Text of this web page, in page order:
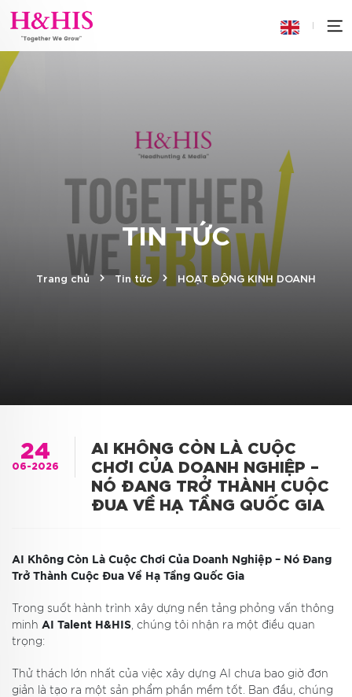
TIN TỨC
Trang chủ Tin tức HOẠT ĐỘNG KINH DOANH
24
06-2026
AI KHÔNG CÒN LÀ CUỘC
CHƠI CỦA DOANH NGHIỆP –
NÓ ĐANG TRỞ THÀNH CUỘC
ĐUA VỀ HẠ TẦNG QUỐC GIA
AI Không Còn Là Cuộc Chơi Của Doanh Nghiệp – Nó Đang
Trở Thành Cuộc Đua Về Hạ Tầng Quốc Gia
Trong suốt hành trình xây dựng nền tảng phỏng vấn thông
minh AI Talent H&HIS, chúng tôi nhận ra một điều quan
trọng:
Thử thách lớn nhất của việc xây dựng AI chưa bao giờ đơn
giản là tạo ra một sản phẩm phần mềm tốt. Ban đầu, chúng